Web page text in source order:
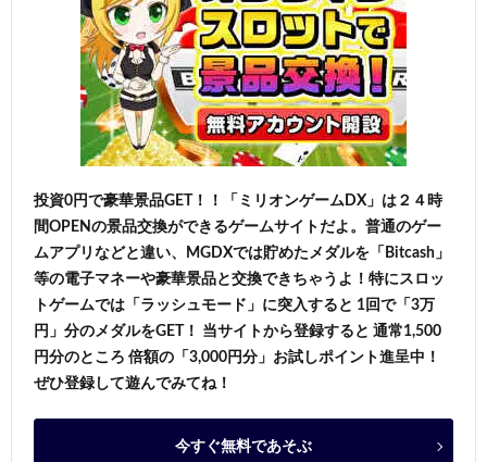
投資0円で豪華景品GET！！「ミリオンゲームDX」は２４時
間OPENの景品交換ができるゲームサイトだよ。普通のゲー
ムアプリなどと違い、MGDXでは貯めたメダルを「Bitcash」
等の電子マネーや豪華景品と交換できちゃうよ！特にスロッ
トゲームでは「ラッシュモード」に突入すると 1回で「3万
円」分のメダルをGET！ 当サイトから登録すると 通常1,500
円分のところ 倍額の「3,000円分」お試しポイント進呈中！
ぜひ登録して遊んでみてね！
今すぐ無料であそぶ